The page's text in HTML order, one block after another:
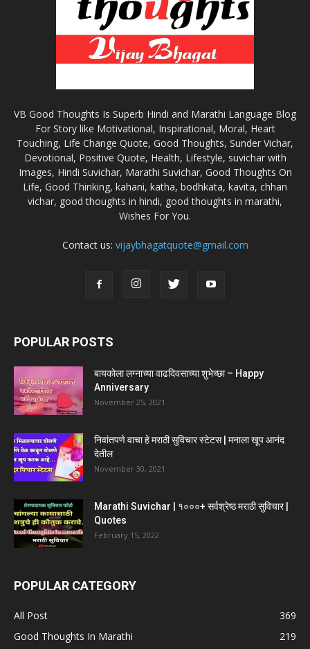
VB Good Thoughts Is Superb Hindi and Marathi Language Blog
For Story like Motivational, Inspirational, Moral, Heart
Touching, Life Change Quote, Good Thoughts, Sunder Vichar,
Devotional, Positive Quote, Health, Lifestyle, suvichar with
Images, Hindi Suvichar, Marathi Suvichar, Good Thoughts On
Life, Good Thinking, kahani, katha, bodhkata, kavita, chhan
vichar, good thoughts in hindi, good thoughts in marathi,
Wishes For You.
Contact us: vijaybhagatquote@gmail.com
POPULAR POSTS
बायकोला लग्नाच्या वाढदिवसाच्या शुभेच्छा – Happy
Anniversary
November 25, 2021
निवांतपणे वाचा हे मराठी सुविचार स्टेटस | मनाला खूप आनंद
देतील
November 30, 2021
Marathi Suvichar | १०००+ सर्वश्रेष्ठ मराठी सुविचार |
Quotes
February 15, 2022
POPULAR CATEGORY
All Post
369
Good Thoughts In Marathi
219